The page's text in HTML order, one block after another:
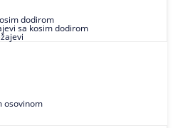
dodirom
sa kosim dodirom
osovinom